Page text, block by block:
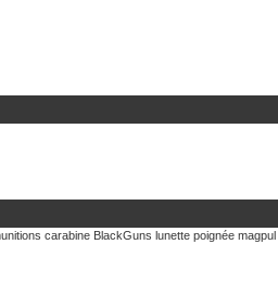
carabine BlackGuns lunette poignée magpul